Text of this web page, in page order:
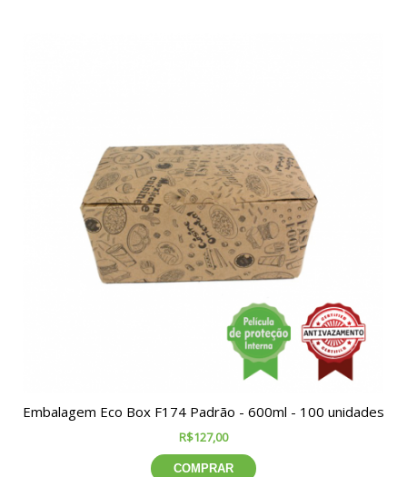
Embalagem Eco Box F174 Padrão - 600ml - 100 unidades
R$127,00
COMPRAR